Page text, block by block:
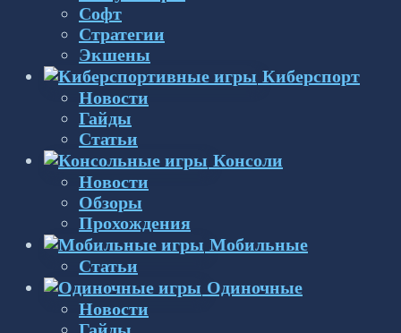
Софт
Стратегии
Экшены
Киберспорт
Новости
Гайды
Статьи
Консоли
Новости
Обзоры
Прохождения
Мобильные
Статьи
Одиночные
Новости